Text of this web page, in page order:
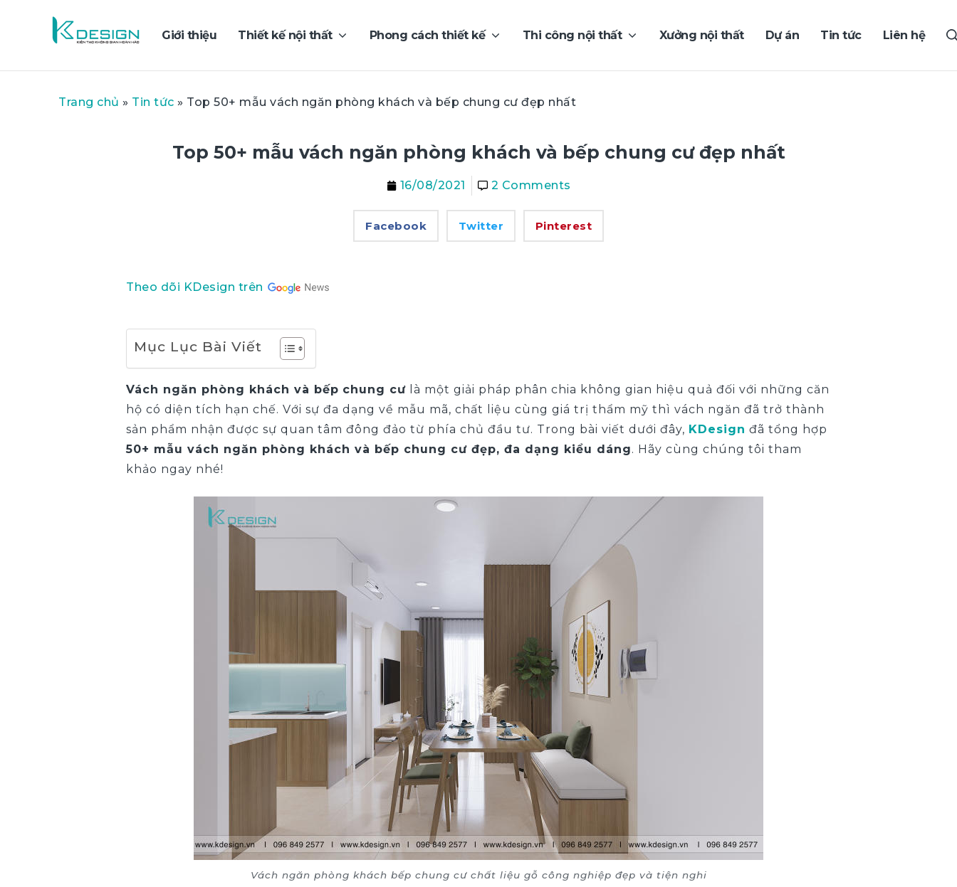
Giới thiệu Thiết kế nội thất Phong cách thiết kế Thi công nội thất Xưởng nội thất Dự án Tin tức Liên hệ
Trang chủ » Tin tức » Top 50+ mẫu vách ngăn phòng khách và bếp chung cư đẹp nhất
Top 50+ mẫu vách ngăn phòng khách và bếp chung cư đẹp nhất
16/08/2021 2 Comments
Facebook Twitter Pinterest
Theo dõi KDesign trên
Mục Lục Bài Viết
Vách ngăn phòng khách và bếp chung cư là một giải pháp phân chia không gian hiệu quả đối với những căn
hộ có diện tích hạn chế. Với sự đa dạng về mẫu mã, chất liệu cùng giá trị thẩm mỹ thì vách ngăn đã trở thành
sản phẩm nhận được sự quan tâm đông đảo từ phía chủ đầu tư. Trong bài viết dưới đây, KDesign đã tổng hợp
50+ mẫu vách ngăn phòng khách và bếp chung cư đẹp, đa dạng kiểu dáng. Hãy cùng chúng tôi tham
khảo ngay nhé!
Vách ngăn phòng khách bếp chung cư chất liệu gỗ công nghiệp đẹp và tiện nghi